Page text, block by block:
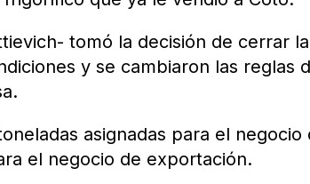
tomó la decisión de cerrar la
y se cambiaron las reglas
asignadas para el negocio
el negocio de exportación.